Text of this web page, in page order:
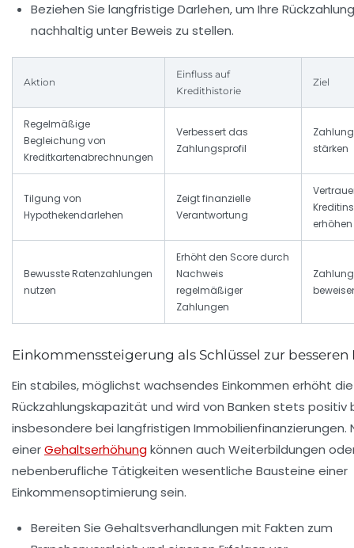
Beziehen Sie langfristige Darlehen, um Ihre
nachhaltig unter Beweis zu stellen.
Aktion
Einfluss auf
Kredithistorie
Ziel
Regelmäßige
Begleichung von
Kreditkartenabrechnungen
Verbessert das
Zahlungsprofil
stärken
Tilgung von
Hypothekendarlehen
Zeigt finanzielle
Verantwortung
erhöhen
Bewusste Ratenzahlungen
nutzen
Erhöht den Score durch
Nachweis
regelmäßiger
Zahlungen
Einkommenssteigerung als Schlüssel zur
Ein stabiles, möglichst wachsendes Einkommen erhöht die
Rückzahlungskapazität und wird von Banken stets
insbesondere bei langfristigen Immobilienfinanzierungen.
einerGehaltserhöhungkönnen auch Weiterbildungen
nebenberufliche Tätigkeiten wesentliche Bausteine einer
Einkommensoptimierung sein.
Bereiten Sie Gehaltsverhandlungen mit Fakten zum